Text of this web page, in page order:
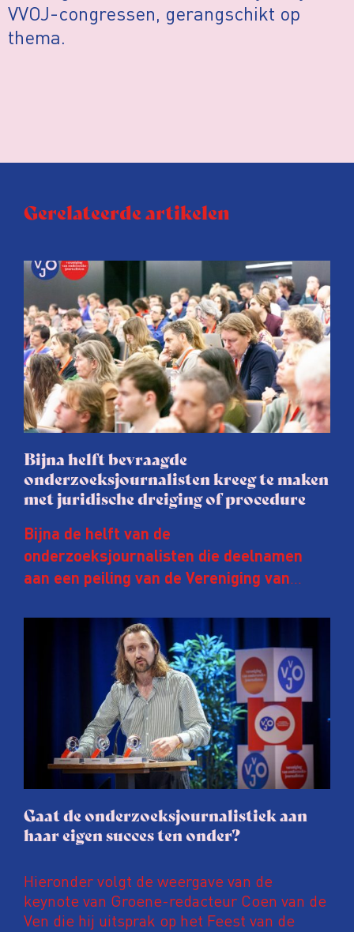
VVOJ-congressen, gerangschikt op
thema.
Gerelateerde artikelen
Bijna helft bevraagde
onderzoeksjournalisten kreeg te maken
met juridische dreiging of procedure
Bijna de helft van de
onderzoeksjournalisten die deelnamen
aan een peiling van de Vereniging van
afgelopen twee jaar te maken met
juridische dreiging of een juridische
procedure rond het eigen werk. Dat kost
journalisten tijd, ook ervaren zij stress en
soms worden publicaties aangepast of
gaat de hele publicatie zelfs niet door.
Gaat de onderzoeksjournalistiek aan
haar eigen succes ten onder?
Hieronder volgt de weergave van de
keynote van Groene-redacteur Coen van de
Ven die hij uitsprak op het Feest van de